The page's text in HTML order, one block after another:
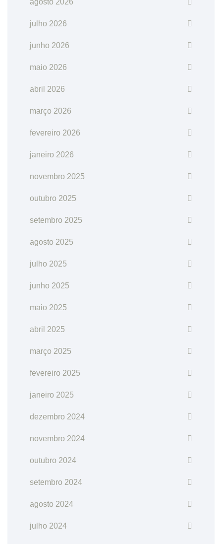
agosto 2026
julho 2026
junho 2026
maio 2026
abril 2026
março 2026
fevereiro 2026
janeiro 2026
novembro 2025
outubro 2025
setembro 2025
agosto 2025
julho 2025
junho 2025
maio 2025
abril 2025
março 2025
fevereiro 2025
janeiro 2025
dezembro 2024
novembro 2024
outubro 2024
setembro 2024
agosto 2024
julho 2024